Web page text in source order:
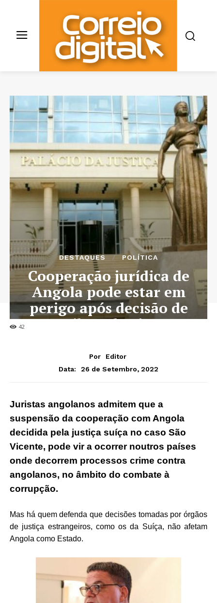
42
DESTAQUES POLÍTICA
Cooperação jurídica de
Angola pode estar em
perigo após decisão de
tribunal suíço
Por
Editor
Data:
26 de Setembro, 2022
Juristas angolanos admitem que a
suspensão da cooperação com Angola
decidida pela justiça suíça no caso São
Vicente, pode vir a ocorrer noutros países
onde decorrem processos crime contra
angolanos, no âmbito do combate à
corrupção.
Mas há quem defenda que decisões tomadas por órgãos
de justiça estrangeiros, como os da Suíça, não afetam
Angola como Estado.